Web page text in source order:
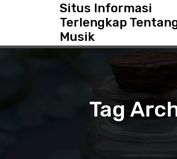
t
Situs Informasi
Terlengkap
Musik
Tag